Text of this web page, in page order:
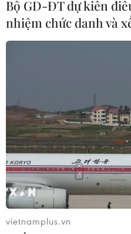
tôi, các bạn chắc chắn
bước đi đầu tiên của tôi
này.
Thomas Mueller:
kiểu chơi thú vị nhất
Bộ GD-ĐT dự kiến
nhiệm chức danh và
vietnamplus.vn